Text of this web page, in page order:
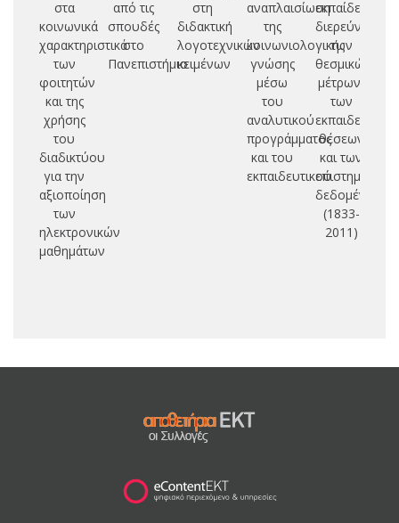
στα
κοινωνικά
χαρακτηριστικά
των
φοιτητών
και της
χρήσης
του
διαδικτύου
για την
αξιοποίηση
των
ηλεκτρονικών
μαθημάτων
από τις
σπουδές
στο
Πανεπιστήμιο
στη
διδακτική
λογοτεχνικών
κειμένων
αναπλαισίωση
της
κοινωνιολογικής
γνώσης
μέσω
του
αναλυτικού
προγράμματος
και του
εκπαιδευτικού
εκπαίδευση:
διερεύνηση
των
θεσμικών
μέτρων,
των
θέσεων
και των
δεδομένων
(1833-
2011)